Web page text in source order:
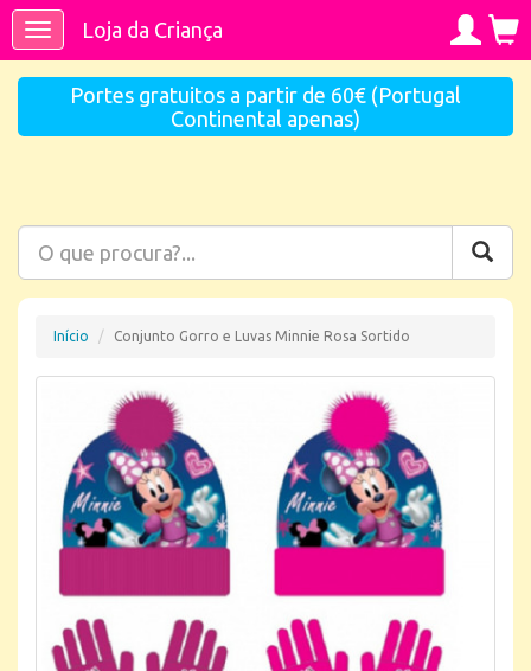
ToggleLoja da Criança
Portes gratuitos a partir de 60€ (Portugal
Continental apenas)
Início Conjunto Gorro e Luvas Minnie Rosa Sortido